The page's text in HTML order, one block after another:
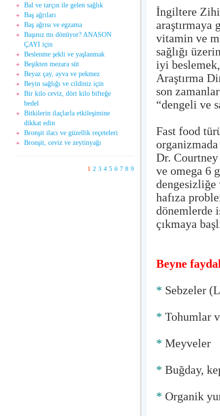
Bal ve tarçın ile gelen sağlık
Baş ağrıları
Baş ağrısı ve egzama
Başınız mı dönüyor? ANASON
ÇAYI için
Beslenme şekli ve yaşlanmak
Beşikten mezara süt
Beyaz çay, ayva ve pekmez
Beyin sağlığı ve cildiniz için
Bir kilo ceviz, dört kilo bifteğe
bedel
Bitkilerin ilaçlarla etkileşimine
dikkat edin
Bronşit ilacı ve güzellik reçeteleri
Bronşit, ceviz ve zeytinyağı
1 2 3 4 5 6 7 8 9
İngiltere
araştırmaya
vitamin ve
sağlığı
iyi
Araştırma
son
“dengeli ve
Fast food
Dr.
ve omega 6
hafıza
dönemlerde
çıkmaya
Beyne
* Sebzeler
* Tohumlar
* Meyveler
* Buğday,
* Organik